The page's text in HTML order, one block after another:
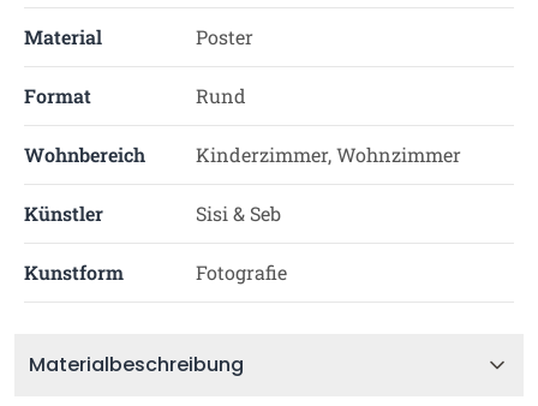
Material Poster
Format Rund
Wohnbereich Kinderzimmer, Wohnzimmer
Künstler Sisi & Seb
Kunstform Fotografie
Materialbeschreibung